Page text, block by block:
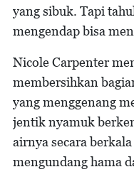
yang sibuk. Tapi
mengendap bisa
Nicole Carpenter
membersihkan
yang menggenang
jentik nyamuk
airnya secara
mengundang hama